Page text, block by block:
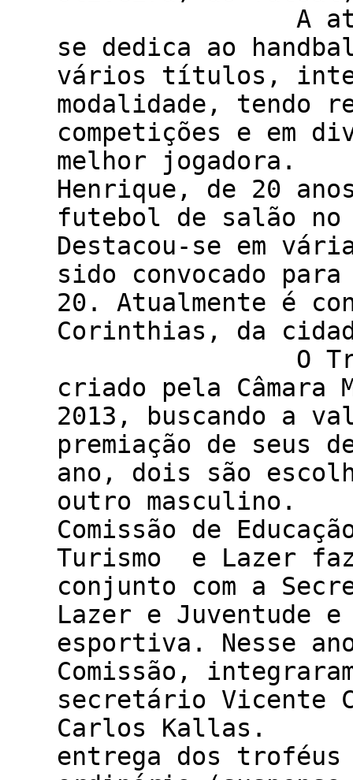
A atleta
se dedica ao
vários títulos,
modalidade, tendo
competições e em
melhor
Henrique, de 20
futebol de salão no
Destacou-se em
sido convocado
20. Atualmente é
Corinthias, da
O Troféu
criado pela Câmara
2013, buscando a
premiação de seus
ano, dois são
outro
Comissão de
Turismo e Lazer
conjunto com a
Lazer e Juventude
esportiva. Nesse
Comissão,
secretário Vicente
Carlos
entrega dos troféus